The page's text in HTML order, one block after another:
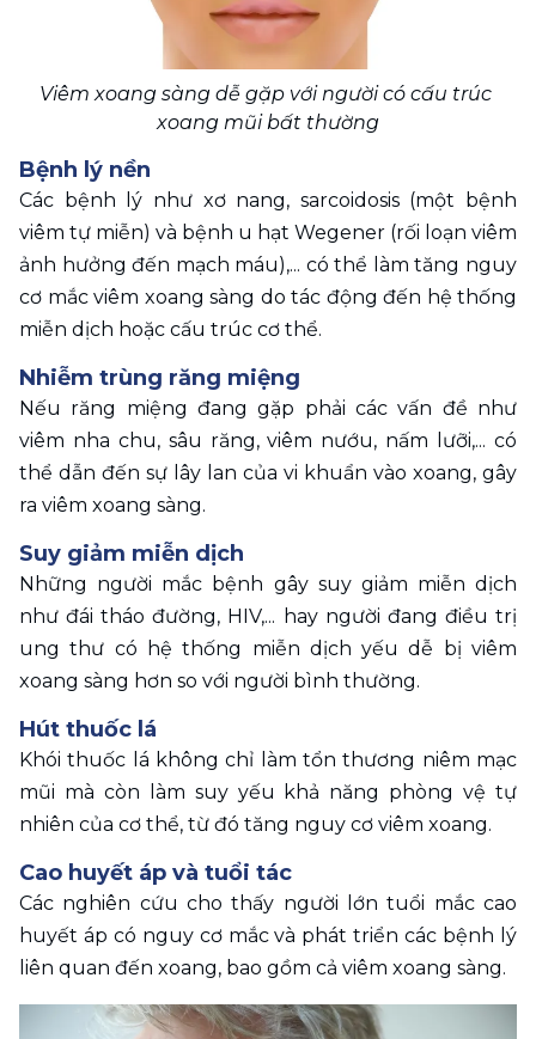
Viêm xoang sàng dễ gặp với người có cấu trúc
xoang mũi bất thường
Bệnh lý nền
Các bệnh lý như xơ nang, sarcoidosis (một bệnh
viêm tự miễn) và bệnh u hạt Wegener (rối loạn viêm
ảnh hưởng đến mạch máu),... có thể làm tăng nguy
cơ mắc viêm xoang sàng do tác động đến hệ thống
miễn dịch hoặc cấu trúc cơ thể.
Nhiễm trùng răng miệng
Nếu răng miệng đang gặp phải các vấn đề như
viêm nha chu, sâu răng, viêm nướu, nấm lưỡi,... có
thể dẫn đến sự lây lan của vi khuẩn vào xoang, gây
ra viêm xoang sàng.
Suy giảm miễn dịch
Những người mắc bệnh gây suy giảm miễn dịch
như đái tháo đường, HIV,... hay người đang điều trị
ung thư có hệ thống miễn dịch yếu dễ bị viêm
xoang sàng hơn so với người bình thường.
Hút thuốc lá
Khói thuốc lá không chỉ làm tổn thương niêm mạc
mũi mà còn làm suy yếu khả năng phòng vệ tự
nhiên của cơ thể, từ đó tăng nguy cơ viêm xoang.
Cao huyết áp và tuổi tác
Các nghiên cứu cho thấy người lớn tuổi mắc cao
huyết áp có nguy cơ mắc và phát triển các bệnh lý
liên quan đến xoang, bao gồm cả viêm xoang sàng.